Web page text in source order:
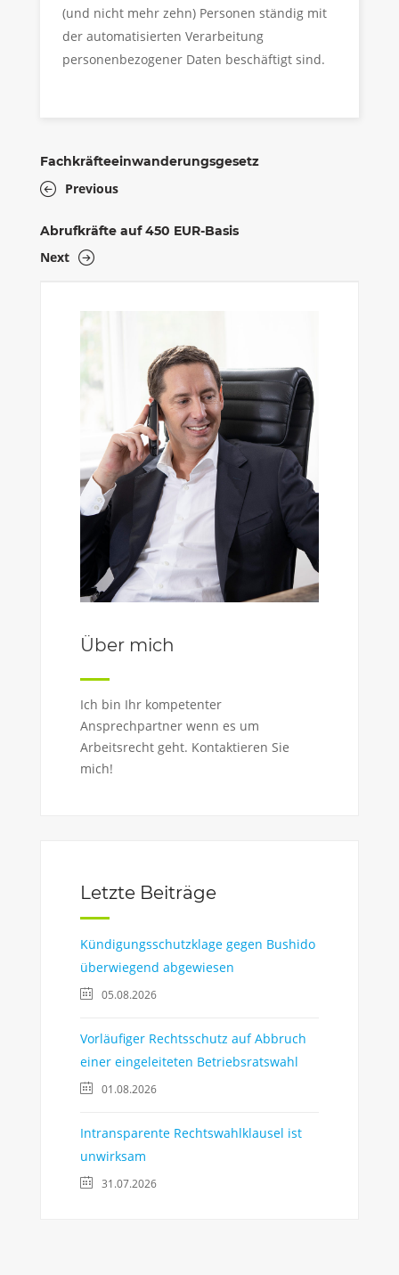
(und nicht mehr zehn) Personen ständig mit
der automatisierten Verarbeitung
personenbezogener Daten beschäftigt sind.
Fachkräfteeinwanderungsgesetz
Previous
Abrufkräfte auf 450 EUR-Basis
Next
Über mich
Ich bin Ihr kompetenter
Ansprechpartner wenn es um
Arbeitsrecht geht. Kontaktieren Sie
mich!
Letzte Beiträge
Kündigungsschutzklage gegen Bushido
überwiegend abgewiesen
05.08.2026
Vorläufiger Rechtsschutz auf Abbruch
einer eingeleiteten Betriebsratswahl
01.08.2026
Intransparente Rechtswahlklausel ist
unwirksam
31.07.2026